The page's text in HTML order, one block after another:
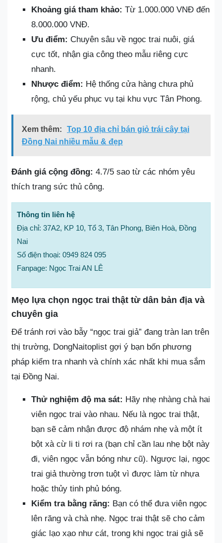
Khoảng giá tham khảo: Từ 1.000.000 VNĐ đến
8.000.000 VNĐ.
Ưu điểm: Chuyên sâu về ngọc trai nuôi, giá
cực tốt, nhận gia công theo mẫu riêng cực
nhanh.
Nhược điểm: Hệ thống cửa hàng chưa phủ
rộng, chủ yếu phục vụ tại khu vực Tân Phong.
Xem thêm:
Top 10 địa chỉ bán giỏ trái cây tại
Đồng Nai nhiều mẫu & đẹp
Đánh giá cộng đồng: 4.7/5 sao từ các nhóm yêu
thích trang sức thủ công.
Thông tin liên hệ
Địa chỉ: 37A2, KP 10, Tổ 3, Tân Phong, Biên Hoà, Đồng
Nai
Số điện thoại: 0949 824 095
Fanpage: Ngọc Trai AN LÊ
Mẹo lựa chọn ngọc trai thật từ dân bản địa và
chuyên gia
Để tránh rơi vào bẫy “ngọc trai giả” đang tràn lan trên
thị trường, DongNaitoplist gợi ý bạn bốn phương
pháp kiểm tra nhanh và chính xác nhất khi mua sắm
tại Đồng Nai.
Thử nghiệm độ ma sát: Hãy nhẹ nhàng chà hai
viên ngọc trai vào nhau. Nếu là ngọc trai thật,
bạn sẽ cảm nhận được độ nhám nhẹ và một ít
bột xà cừ li ti rơi ra (bạn chỉ cần lau nhẹ bột này
đi, viên ngọc vẫn bóng như cũ). Ngược lại, ngọc
trai giả thường trơn tuột vì được làm từ nhựa
hoặc thủy tinh phủ bóng.
Kiểm tra bằng răng: Bạn có thể đưa viên ngọc
lên răng và chà nhẹ. Ngọc trai thật sẽ cho cảm
giác lạo xạo như cát, trong khi ngọc trai giả sẽ